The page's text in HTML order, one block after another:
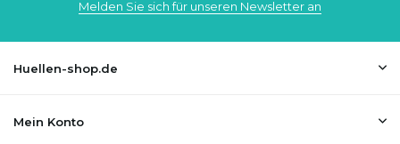
Melden Sie sich für unseren Newsletter an
Huellen-shop.de
Mein Konto